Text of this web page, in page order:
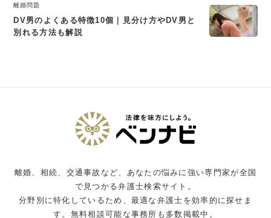
離婚問題
DV男のよくある特徴10個｜見分け方やDV男と
別れる方法も解説
離婚、相続、交通事故など、あなたの悩みに強い専門家が全国
で見つかる弁護士検索サイト。
分野別に特化しているため、最適な弁護士を効率的に探せま
す。無料相談可能な事務所も多数掲載中。